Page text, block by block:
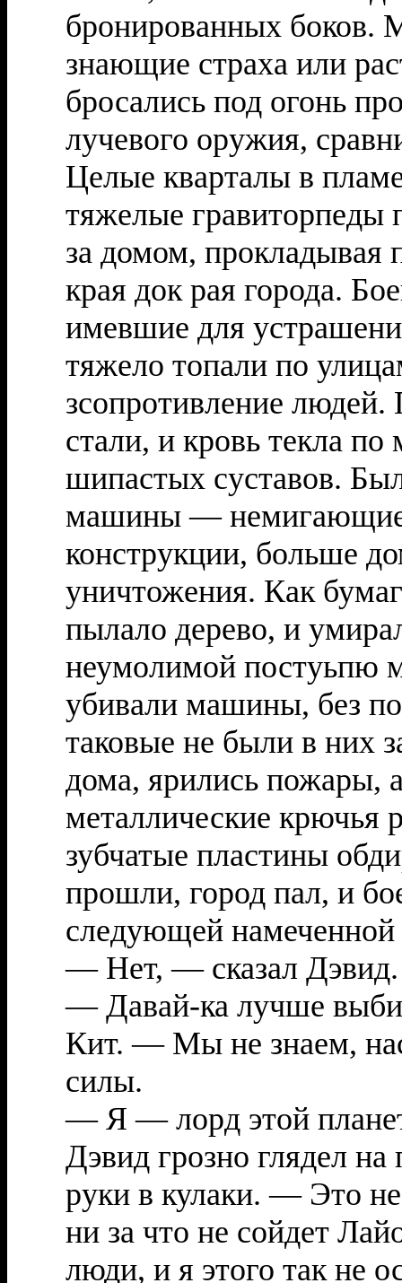
бронированных боков.
знающие страха или
бросались под огонь
лучевого оружия,
Целые кварталы в
тяжелые гравиторпеды
за домом, прокладывая
края док рая города.
имевшие для
тяжело топали по
зсопротивление людей.
стали, и кровь текла
шипастых суставов.
машины — немигающие
конструкции, больше
уничтожения. Как
пылало дерево, и
неумолимой постуьпю
убивали машины, без
таковые не были в них
дома, ярились пожары,
металлические крючья
зубчатые пластины
прошли, город пал, и
следующей намеченной
— Нет, — сказал
— Давай-ка лучше
Кит. — Мы не знаем,
силы.
— Я — лорд этой
Дэвид грозно глядел
руки в кулаки. — Это
ни за что не сойдет
люди, и я этого так не